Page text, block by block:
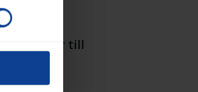
ansluter till
inom